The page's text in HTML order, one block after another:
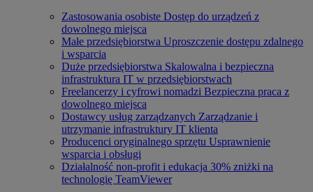
Zastosowania osobiste Dostęp do urządzeń z
dowolnego miejsca
Małe przedsiębiorstwa Uproszczenie dostępu zdalnego
i wsparcia
Duże przedsiębiorstwa Skalowalna i bezpieczna
infrastruktura IT w przedsiębiorstwach
Freelancerzy i cyfrowi nomadzi Bezpieczna praca z
dowolnego miejsca
Dostawcy usług zarządzanych Zarządzanie i
utrzymanie infrastruktury IT klienta
Producenci oryginalnego sprzętu Usprawnienie
wsparcia i obsługi
Działalność non-profit i edukacja 30% zniżki na
technologię TeamViewer